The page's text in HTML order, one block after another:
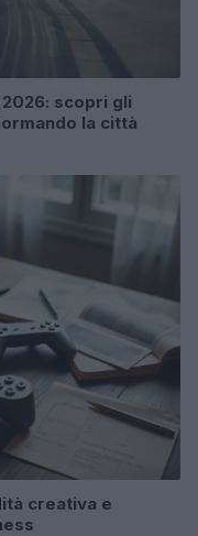
scopri gli
la città
creativa e